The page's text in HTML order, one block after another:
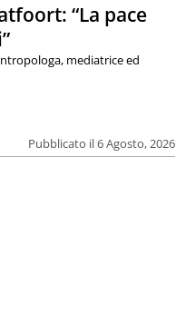
“La pace
Pubblicato il 6 Agosto, 2026
mediatrice ed